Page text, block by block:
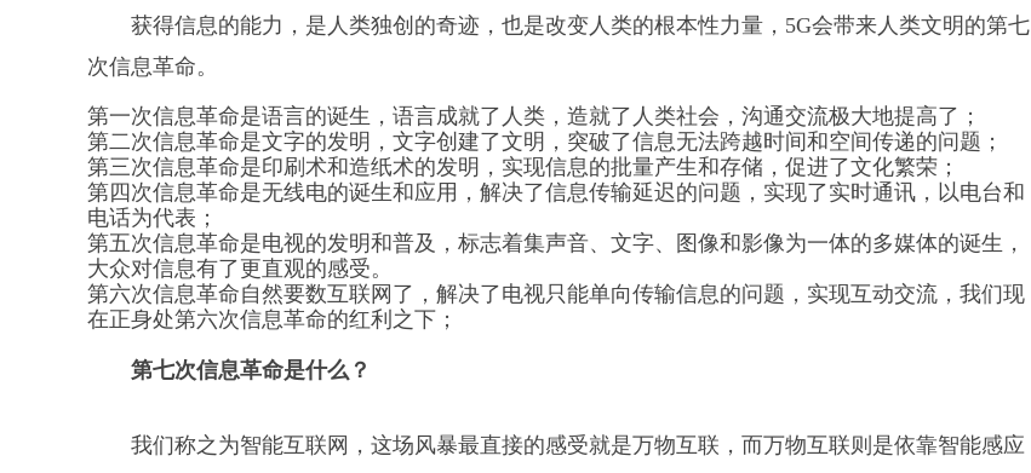
获得信息的能力，是人类独创的奇迹，也是改变人类的根本性力量，5G会带来人类文明的第七
次信息革命。
第一次信息革命是语言的诞生，语言成就了人类，造就了人类社会，沟通交流极大地提高了；
第二次信息革命是文字的发明，文字创建了文明，突破了信息无法跨越时间和空间传递的问题；
第三次信息革命是印刷术和造纸术的发明，实现信息的批量产生和存储，促进了文化繁荣；
第四次信息革命是无线电的诞生和应用，解决了信息传输延迟的问题，实现了实时通讯，以电台和
电话为代表；
第五次信息革命是电视的发明和普及，标志着集声音、文字、图像和影像为一体的多媒体的诞生，
大众对信息有了更直观的感受。
第六次信息革命自然要数互联网了，解决了电视只能单向传输信息的问题，实现互动交流，我们现
在正身处第六次信息革命的红利之下；
第七次信息革命是什么？
我们称之为智能互联网，这场风暴最直接的感受就是万物互联，而万物互联则是依靠智能感应